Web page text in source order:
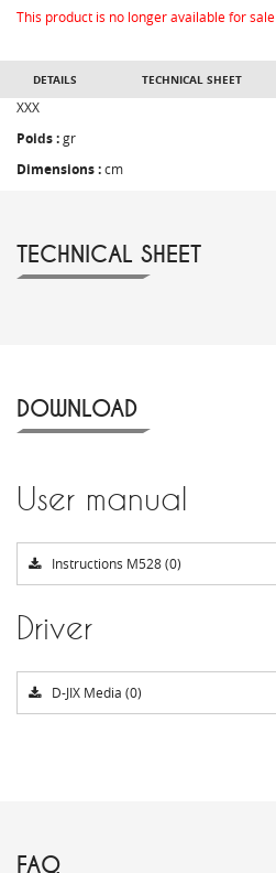
This product is no longer available for sale
DETAILS TECHNICAL SHEET
XXX
Poids :gr
Dimensions :cm
TECHNICAL SHEET
DOWNLOAD
User manual
Instructions M528 (0)
Driver
D-JIX Media (0)
FAQ